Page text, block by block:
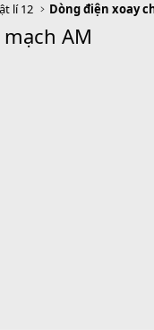
lí 12 Dòng điện xoay
AM